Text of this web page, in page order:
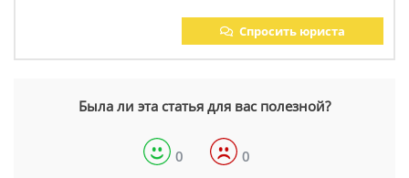
Спросить юриста
Была ли эта статья для вас полезной?
0 0